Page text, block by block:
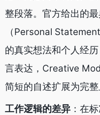
整段落。官方给出的
（Personal
的真实想法和个人经
言表达，Creative
简短的自述扩展为完整
工作逻辑的差异 ：在